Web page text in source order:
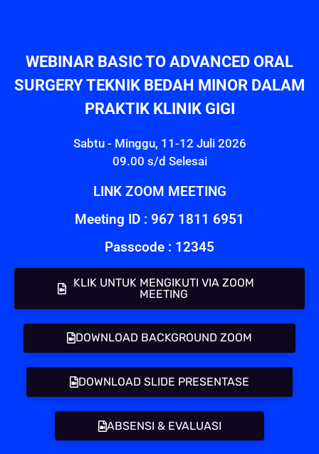
WEBINAR BASIC TO ADVANCED ORAL
SURGERY TEKNIK BEDAH MINOR DALAM
PRAKTIK KLINIK GIGI
Sabtu - Minggu, 11-12 Juli 2026
09.00 s/d Selesai
LINK ZOOM MEETING
Meeting ID : 967 1811 6951
Passcode : 12345
KLIK UNTUK MENGIKUTI VIA ZOOM
MEETING
DOWNLOAD BACKGROUND ZOOM
DOWNLOAD SLIDE PRESENTASE
ABSENSI & EVALUASI